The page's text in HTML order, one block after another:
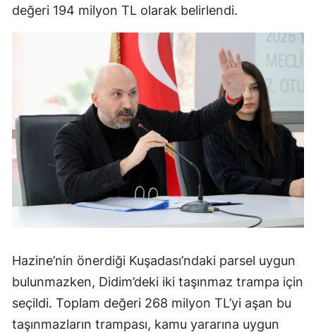
değeri 194 milyon TL olarak belirlendi.
Hazine’nin önerdiği Kuşadası’ndaki parsel uygun
bulunmazken, Didim’deki iki taşınmaz trampa için
seçildi. Toplam değeri 268 milyon TL’yi aşan bu
taşınmazların trampası, kamu yararına uygun